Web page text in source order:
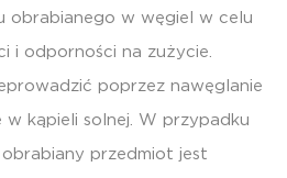
obrabianego w węgiel w celu
i odporności na zużycie.
poprzez nawęglanie
kąpieli solnej. W przypadku
przedmiot jest